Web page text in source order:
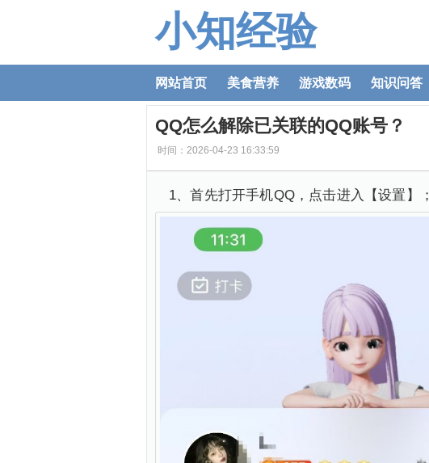
小知经验
网站首页 美食营养 游戏数码 知识问答
QQ怎么解除已关联的QQ账号？
时间：2026-04-23 16:33:59
1、首先打开手机QQ，点击进入【设置】；